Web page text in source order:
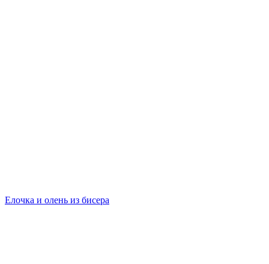
Елочка и олень из бисера